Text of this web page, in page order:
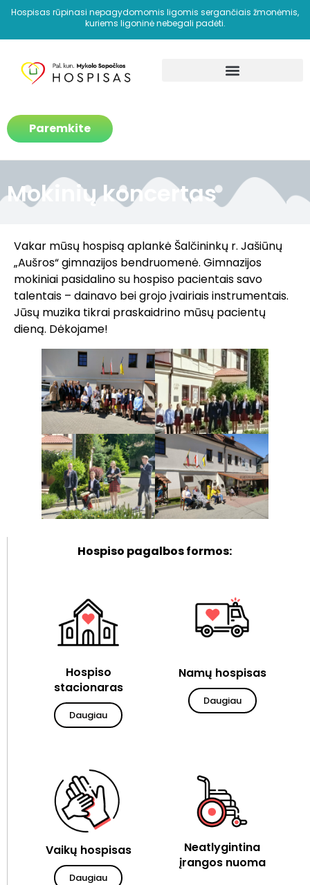
Hospisas rūpinasi nepagydomomis ligomis sergančiais žmonėmis,
kuriems ligoninė nebegali padėti.
Paremkite
Mokinių koncertas
Vakar mūsų hospisą aplankė Šalčininkų r. Jašiūnų
„Aušros“ gimnazijos bendruomenė. Gimnazijos
mokiniai pasidalino su hospiso pacientais savo
talentais – dainavo bei grojo įvairiais instrumentais.
Jūsų muzika tikrai praskaidrino mūsų pacientų
dieną. Dėkojame!
Hospiso pagalbos formos:
Hospiso
stacionaras
Daugiau
Namų hospisas
Daugiau
Vaikų hospisas
Daugiau
Neatlygintina
įrangos nuoma